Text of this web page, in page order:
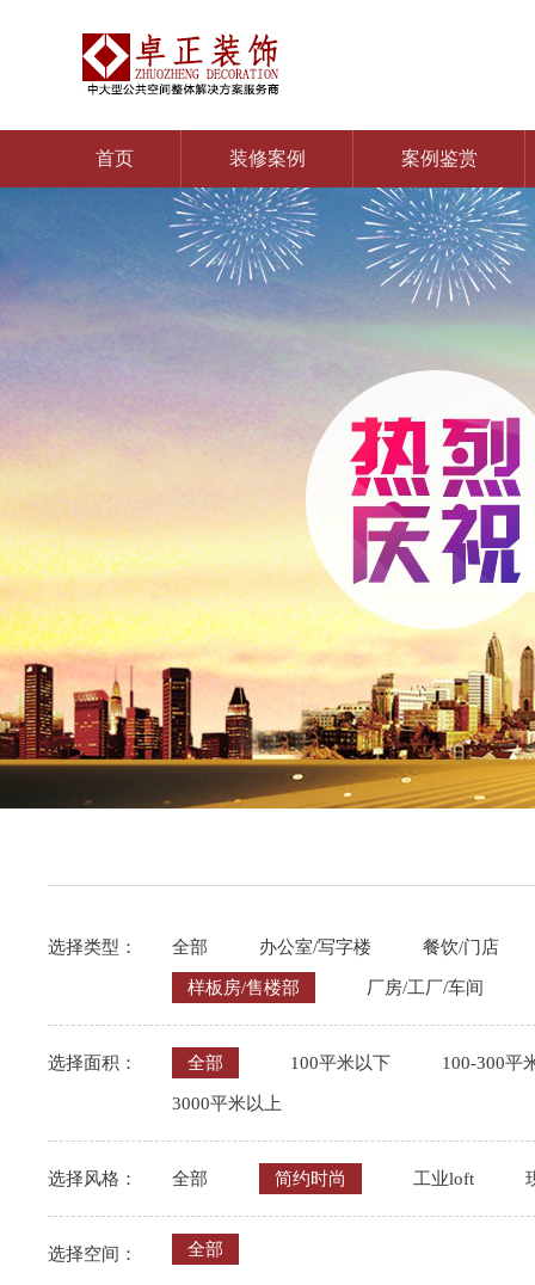
首页 装修案例 案例鉴赏
选择类型： 全部 办公室/写字楼 餐饮/门店
样板房/售楼部 厂房/工厂/车间
选择面积： 全部 100平米以下 100-300平
3000平米以上
选择风格： 全部 简约时尚 工业loft
选择空间： 全部